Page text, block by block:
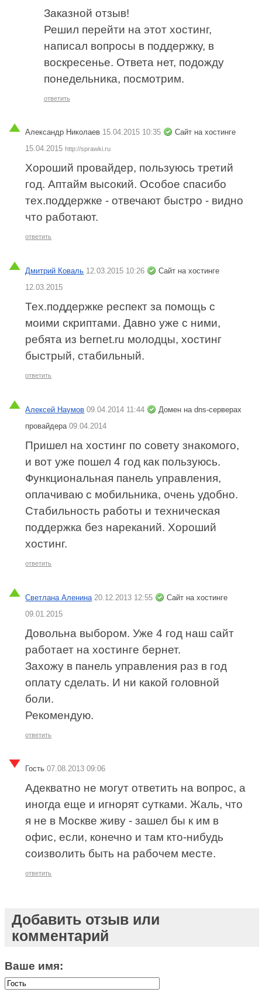
Заказной отзыв!
Решил перейти на этот хостинг,
написал вопросы в поддержку, в
воскресенье. Ответа нет, подожду
понедельника, посмотрим.
ответить
Александр Николаев 15.04.2015 10:35
Сайт на хостинге
15.04.2015 http://sprawki.ru
Хороший провайдер, пользуюсь третий
год. Аптайм высокий. Особое спасибо
тех.поддержке - отвечают быстро - видно
что работают.
ответить
Дмитрий Коваль 12.03.2015 10:26
Сайт на хостинге
12.03.2015
Тех.поддержке респект за помощь с
моими скриптами. Давно уже с ними,
ребята из bernet.ru молодцы, хостинг
быстрый, стабильный.
ответить
Алексей Наумов 09.04.2014 11:44
Домен на dns-серверах
провайдера09.04.2014
Пришел на хостинг по совету знакомого,
и вот уже пошел 4 год как пользуюсь.
Функциональная панель управления,
оплачиваю с мобильника, очень удобно.
Стабильность работы и техническая
поддержка без нареканий. Хороший
хостинг.
ответить
Светлана Аленина 20.12.2013 12:55
Сайт на хостинге
09.01.2015
Довольна выбором. Уже 4 год наш сайт
работает на хостинге бернет.
Захожу в панель управления раз в год
оплату сделать. И ни какой головной
боли.
Рекомендую.
ответить
Гость 07.08.2013 09:06
Адекватно не могут ответить на вопрос, а
иногда еще и игнорят сутками. Жаль, что
я не в Москве живу - зашел бы к им в
офис, если, конечно и там кто-нибудь
соизволить быть на рабочем месте.
ответить
Добавить отзыв или
комментарий
Ваше имя: